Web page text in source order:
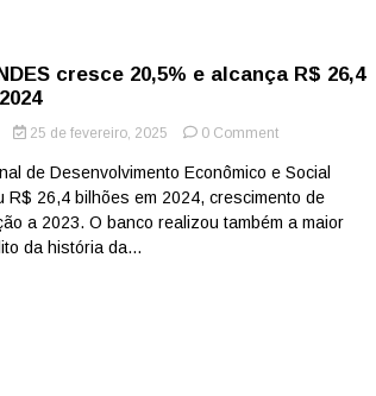
cresce 20,5% e alcança R$ 26,4
25 de fevereiro, 2025 0 Commenton
do
BNDES
cresce
de Desenvolvimento Econômico e Social
R$ 26,4 bilhões em 2024, crescimento de
a 2023. O banco realizou também a maior
da história da...